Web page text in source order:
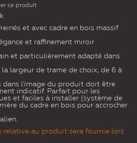
ce produit
et avec cadre en bois massif
et raffinement miroir
et particulièrement adapté dans
largeur de trame de choix, de 6 à
dans l'image du produit doit être
indicatif. Parfait pour les
et faciles à installer (système de
du cadre en bois pour accrocher
relative au produit sera fournie lors